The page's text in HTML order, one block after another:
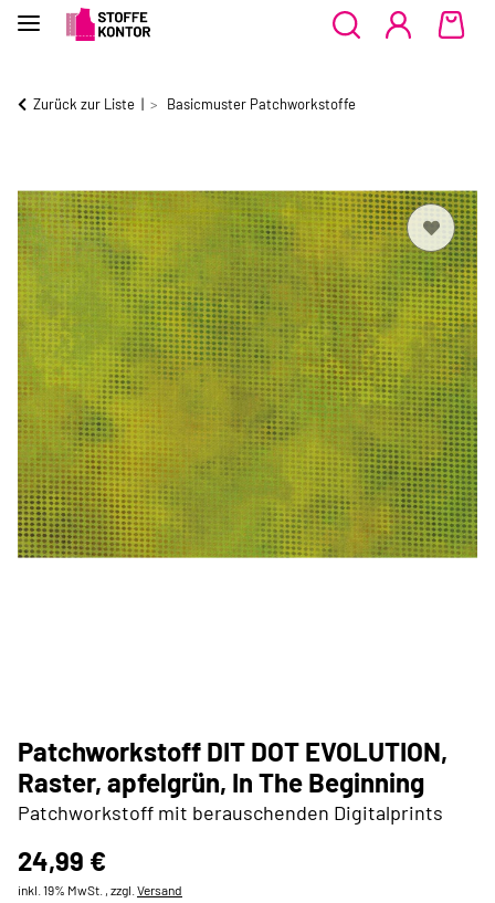
Zurück zur Liste Basicmuster Patchworkstoffe
Patchworkstoff DIT DOT EVOLUTION,
Raster, apfelgrün, In The Beginning
Patchworkstoff mit berauschenden Digitalprints
24,99 €
inkl. 19% MwSt. , zzgl. Versand